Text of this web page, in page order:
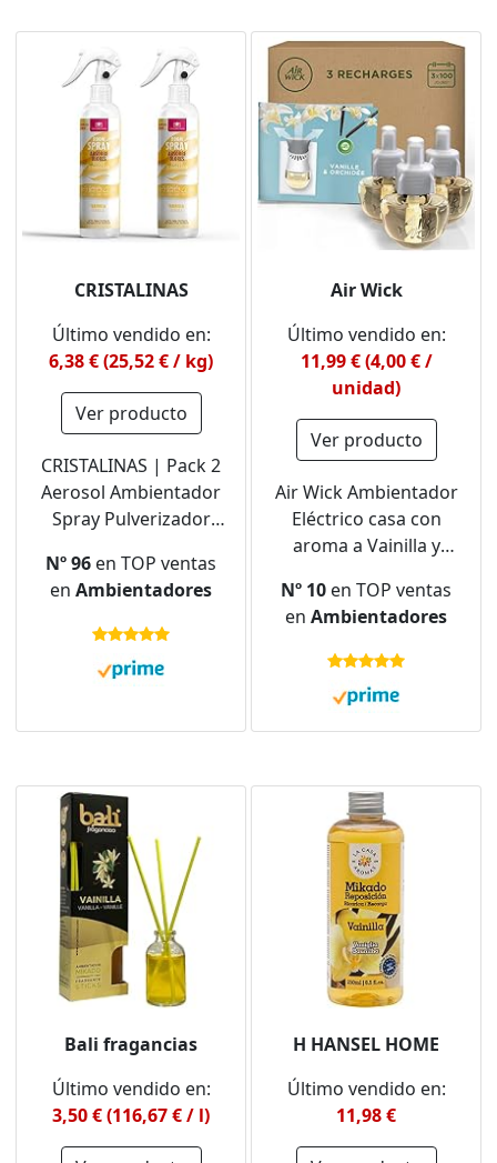
CRISTALINAS
Último vendido en:
6,38 € (25,52 € / kg)
Ver producto
CRISTALINAS | Pack 2
Aerosol Ambientador
Spray Pulverizador
| Para Casa, Cocina,
Baño, Coche | Apto
para Textiles |
Contiene Gas (Vainilla,
Nº 96 en TOP ventas
en Ambientadores
Air Wick
Último vendido en:
11,99 € (4,00 € /
unidad)
Ver producto
Air Wick Ambientador
Eléctrico casa con
aroma a Vainilla y
Nº 10 en TOP ventas
en Ambientadores
Bali fragancias
Último vendido en:
3,50 € (116,67 € / l)
H HANSEL HOME
Último vendido en:
11,98 €